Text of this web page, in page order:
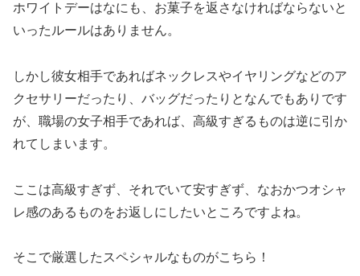
ホワイトデーはなにも、お菓子を返さなければならないと
いったルールはありません。
しかし彼女相手であればネックレスやイヤリングなどのア
クセサリーだったり、バッグだったりとなんでもありです
が、職場の女子相手であれば、高級すぎるものは逆に引か
れてしまいます。
ここは高級すぎず、それでいて安すぎず、なおかつオシャ
レ感のあるものをお返しにしたいところですよね。
そこで厳選したスペシャルなものがこちら！